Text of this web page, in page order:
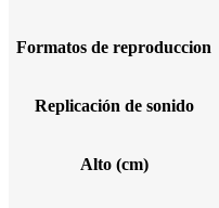
Formatos de reproduccion
Replicación de sonido
Alto (cm)